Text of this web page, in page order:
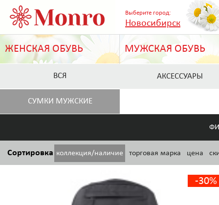
Выберите город:
Новосибирск
ЖЕНСКАЯ ОБУВЬ МУЖСКАЯ ОБУВЬ
ВСЯ АКСЕССУАРЫ
СУМКИ МУЖСКИЕ
Сортировка коллекция/наличие торговая марка цена
-30%